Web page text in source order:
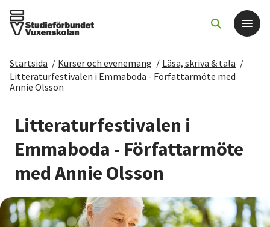
Det här gör vi
Sök kurser och evenemang
Om SV
Starta studiecirkel
Startsida / Kurser och evenemang / Läsa, skriva & tala /
Litteraturfestivalen i Emmaboda - Författarmöte med
Annie Olsson
Litteraturfestivalen i
Emmaboda - Författarmöte
med Annie Olsson